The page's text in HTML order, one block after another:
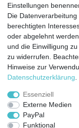
Jetzt
Sie wollen
Dann melden Sie
VORNAME
E-MAIL **
Newsletter
Honig
Einstellungen
Die
berechtigten
oder abgelehnt
und die Einwilligung
zu widerrufen.
Hinweise zur
Daten­schutz­erklärung
Essenziell
Externe Medien
PayPal
Funktional